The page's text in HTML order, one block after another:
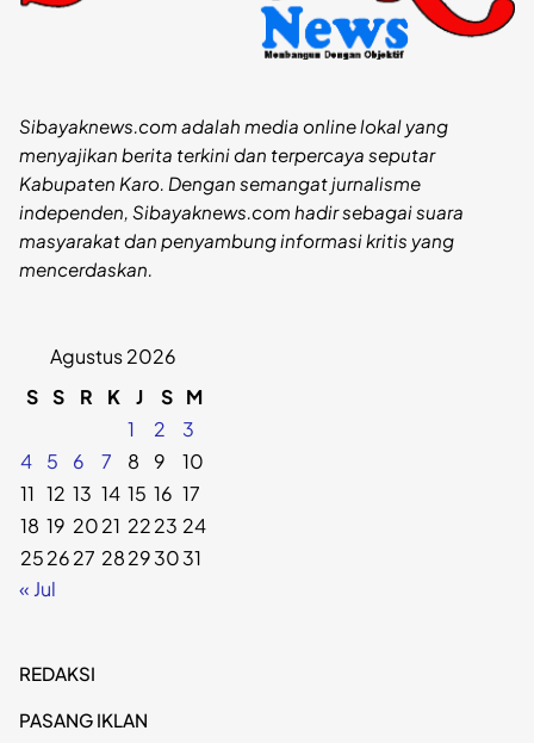
Sibayaknews.com adalah media online lokal yang
menyajikan berita terkini dan terpercaya seputar
Kabupaten Karo. Dengan semangat jurnalisme
independen, Sibayaknews.com hadir sebagai suara
masyarakat dan penyambung informasi kritis yang
mencerdaskan.
Agustus 2026
S S R K J S M
1
2
3
4
5 6 7 8 9
10
11 12 13 14 15 16 17
18 19 2021 2223 24
252627 28293031
« Jul
REDAKSI
PASANG IKLAN